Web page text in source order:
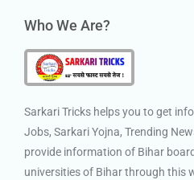
Who We Are?
Sarkari Tricks helps you to get
Jobs, Sarkari Yojna, Trending
provide information of Bihar
universities of Bihar through this